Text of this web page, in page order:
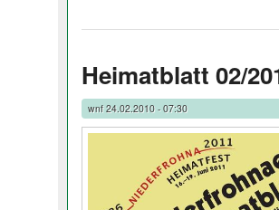
Heimatblatt 02/
wnf24.02.2010 - 07:30